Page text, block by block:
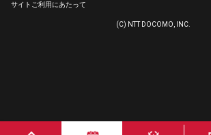
サイトご利用にあたって
(C) NTT DOCOMO, INC.